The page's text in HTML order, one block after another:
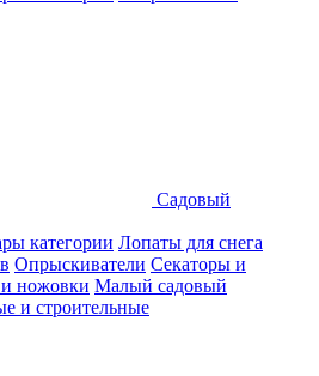
Садовый
категории Лопаты для снега
Опрыскиватели Секаторы и
ножовки Малый садовый
и строительные